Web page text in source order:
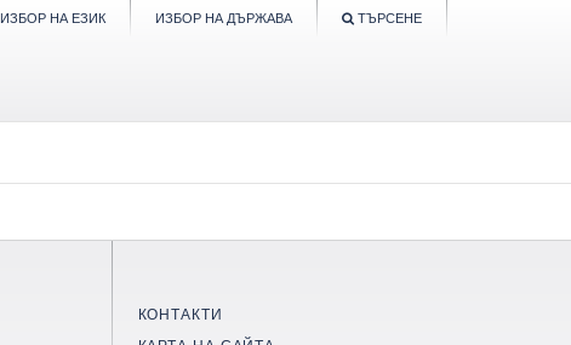
ИЗБОР НА ЕЗИК ИЗБОР НА ДЪРЖАВА ТЪРСЕНЕ
КОНТАКТИ